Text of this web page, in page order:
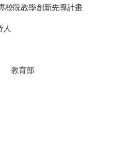
校院教學創新先導計畫
人
教育部